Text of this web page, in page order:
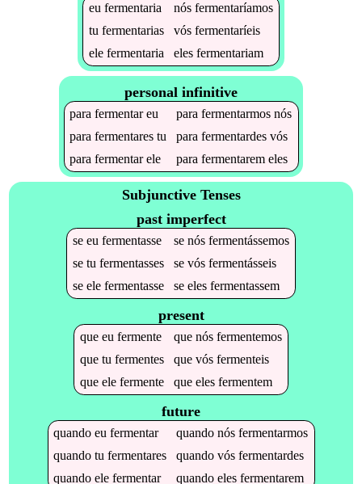
eu fermentaria nós fermentaríamos
tu fermentarias vós fermentaríeis
ele fermentaria eles fermentariam
personal infinitive
parafermentareu parafermentarmos nós
parafermentares tu parafermentardes vós
parafermentarele parafermentarem eles
Subjunctive Tenses
past imperfect
se eu fermentasse se nós fermentássemos
se tu fermentasses se vós fermentásseis
se ele fermentasse se eles fermentassem
present
que eu fermente que nós fermentemos
que tu fermentes que vós fermenteis
que ele fermente que eles fermentem
future
quandoeufermentar quandonósfermentarmos
quandotufermentares quandovósfermentardes
quandoelefermentar quandoelesfermentarem